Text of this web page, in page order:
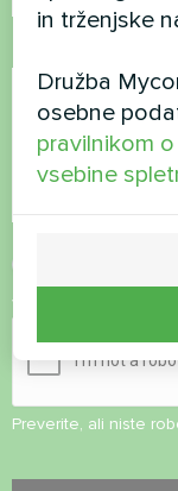
Varnostni pregled
Preverite, ali niste
in trženjske
Družba
osebne
pravilnikom
vsebine